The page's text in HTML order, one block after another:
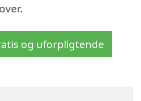
og uforpligtende